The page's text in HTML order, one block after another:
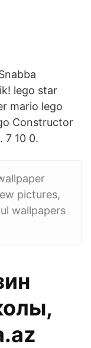
lego star
mario lego
Constructor
7 10 0.
pictures,
wallpapers